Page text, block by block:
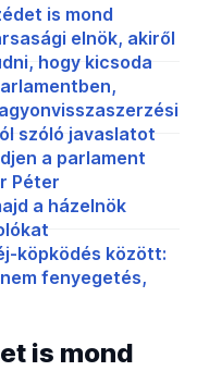
is mond
elnök, akiről
hogy kicsoda
szóló javaslatot
a parlament
Péter
a házelnök
köpködés között:
nem fenyegetés,
is mond